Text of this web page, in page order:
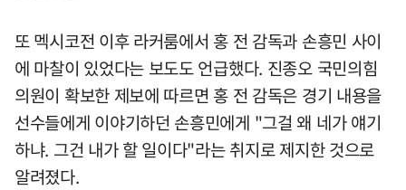
또 멕시코전 이후 라커룸에서 홍 전 감독과 손흥민 사이
에 마찰이 있었다는 보도도 언급했다. 진종오 국민의힘
의원이 확보한 제보에 따르면 홍 전 감독은 경기 내용을
선수들에게 이야기하던 손흥민에게 "그걸 왜 네가 얘기
하냐. 그건 내가 할 일이다"라는 취지로 제지한 것으로
알려졌다.